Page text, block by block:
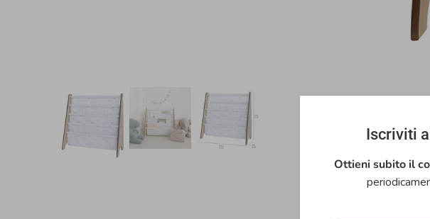
Iscriviti
Ottieni subito il